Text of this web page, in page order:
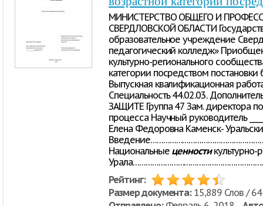
МИНИСТЕРСТВО ОБЩЕГО И
СВЕРДЛОВСКОЙ ОБЛАСТИ
образовательное учреждение
педагогический колледж»
культурно-регионального
категории посредством
Выпускная квалификационная
Специальность 44.02.03.
ЗАЩИТЕ Группа 47 Зам. директора
процесса Научный руководитель
Елена Федоровна Каменск-
Национальные ценностикультурно-
Рейтинг:
Размер документа:15,889 Слов / 64